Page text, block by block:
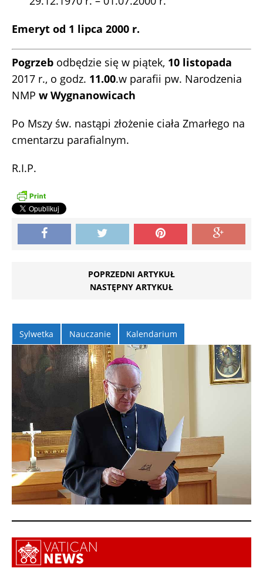
Emeryt od 1 lipca 2000 r.
Pogrzeb odbędzie się w piątek, 10 listopada
2017 r., o godz. 11.00.w parafii pw. Narodzenia
NMP w Wygnanowicach
Po Mszy św. nastąpi złożenie ciała Zmarłego na
cmentarzu parafialnym.
R.I.P.
POPRZEDNI ARTYKUŁ
NASTĘPNY ARTYKUŁ
Sylwetka Nauczanie Kalendarium